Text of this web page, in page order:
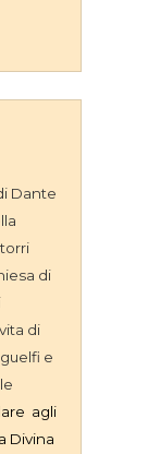
Dante
di
vita di
e
agli
Divina